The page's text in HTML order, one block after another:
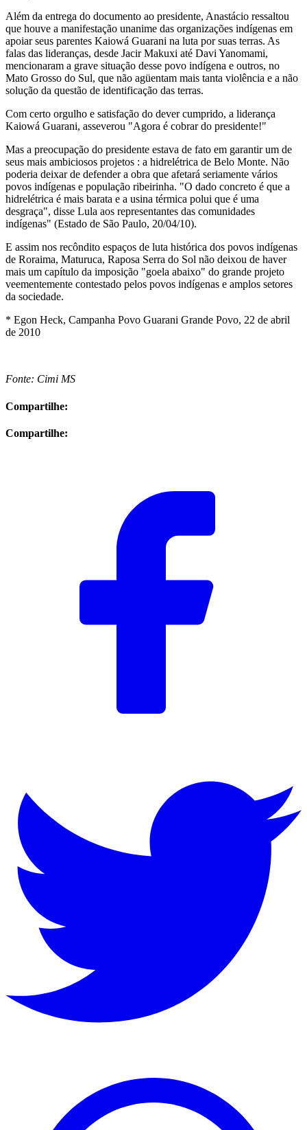
Além da entrega do documento ao presidente, Anastácio ressaltou
que houve a manifestação unanime das organizações indígenas em
apoiar seus parentes Kaiowá Guarani na luta por suas terras. As
falas das lideranças, desde Jacir Makuxi até Davi Yanomami,
mencionaram a grave situação desse povo indígena e outros, no
Mato Grosso do Sul, que não agüentam mais tanta violência e a não
solução da questão de identificação das terras.
Com certo orgulho e satisfação do dever cumprido, a liderança
Kaiowá Guarani, asseverou "Agora é cobrar do presidente!"
Mas a preocupação do presidente estava de fato em garantir um de
seus mais ambiciosos projetos : a hidrelétrica de Belo Monte. Não
poderia deixar de defender a obra que afetará seriamente vários
povos indígenas e população ribeirinha. "O dado concreto é que a
hidrelétrica é mais barata e a usina térmica polui que é uma
desgraça", disse Lula aos representantes das comunidades
indígenas" (Estado de São Paulo, 20/04/10).
E assim nos recôndito espaços de luta histórica dos povos indígenas
de Roraima, Maturuca, Raposa Serra do Sol não deixou de haver
mais um capítulo da imposição "goela abaixo" do grande projeto
veementemente contestado pelos povos indígenas e amplos setores
da sociedade.
* Egon Heck, Campanha Povo Guarani Grande Povo, 22 de abril
de 2010
Fonte: Cimi MS
Compartilhe:
Compartilhe: